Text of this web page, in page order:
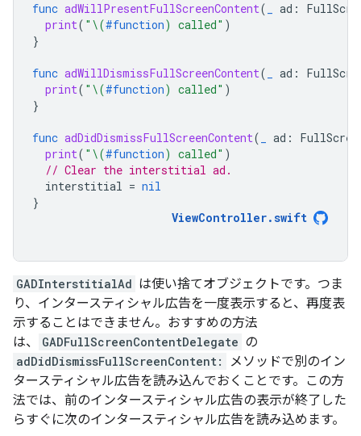
func adWillPresentFullScreenContent( ad :
print( " \(#function) called" )
}
func adWillDismissFullScreenContent( ad :
print( " \(#function) called" )
}
func adDidDismissFullScreenContent( ad :
print( " \(#function) called" )
// Clear the interstitial ad.
interstitial = nil
}
ViewController.swift
GADInterstitialAd は使い捨てオブジェクトです。つま
り、インタースティシャル広告を一度表示すると、再度表
示することはできません。おすすめの方法
は、
GADFullScreenContentDelegate の
adDidDismissFullScreenContent:
メソッドで別のイン
タースティシャル広告を読み込んでおくことです。この方
法では、前のインタースティシャル広告の表示が終了した
らすぐに次のインタースティシャル広告を読み込めます。